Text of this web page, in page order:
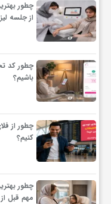
چطور
از جلسه
چطور کد
باشیم؟
چطور از
کنیم؟
چطور
مهم قبل از